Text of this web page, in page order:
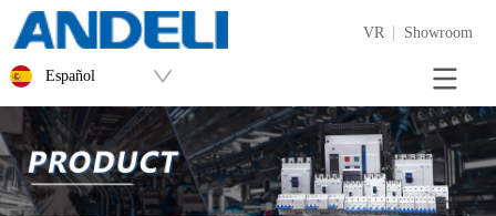
VR Showroom
Español